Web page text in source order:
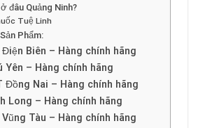
đâu Quảng Ninh?
Tuệ Linh
Phẩm:
Biên – Hàng chính hãng
Yên – Hàng chính hãng
Đồng Nai – Hàng chính hãng
Long – Hàng chính hãng
Tàu – Hàng chính hãng